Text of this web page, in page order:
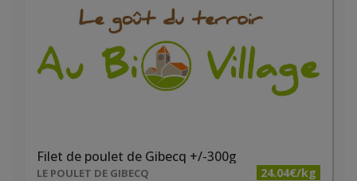
Filet de poulet de Gibecq +/-300g
LE POULET DE GIBECQ 24.04€/kg